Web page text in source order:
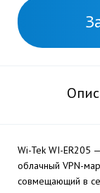
Wi-Tek WI-ER205
облачный VPN-
совмещающий в